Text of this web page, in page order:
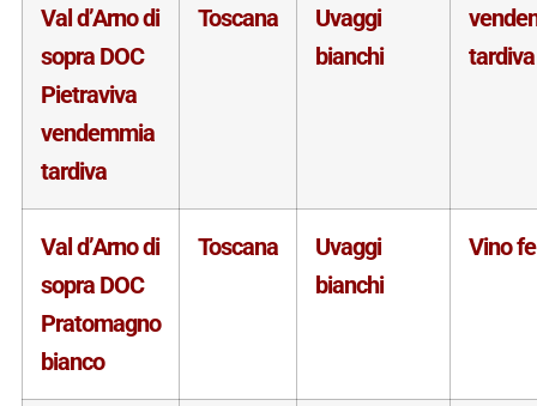
Val d’Arno di
sopra DOC
Pietraviva
vendemmia
tardiva
Toscana
Uvaggi
bianchi
tardiva
Val d’Arno di
sopra DOC
Pratomagno
bianco
Toscana
Uvaggi
bianchi
Vino